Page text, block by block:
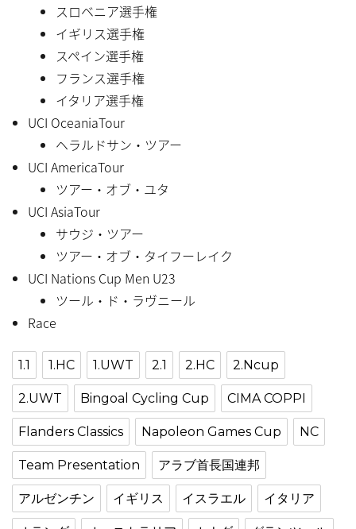
スロベニア選手権
イギリス選手権
スペイン選手権
フランス選手権
イタリア選手権
UCI OceaniaTour
ヘラルドサン・ツアー
UCI AmericaTour
ツアー・オブ・ユタ
UCI AsiaTour
サウジ・ツアー
ツアー・オブ・タイフーレイク
UCI Nations Cup Men U23
ツール・ド・ラヴニール
Race
1.1 1.HC 1.UWT 2.1 2.HC 2.Ncup
2.UWT Bingoal Cycling Cup CIMA COPPI
Flanders Classics Napoleon Games Cup NC
Team Presentation アラブ首長国連邦
アルゼンチン イギリス イスラエル イタリア